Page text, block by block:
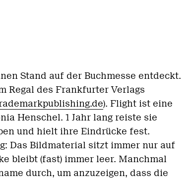
Stand auf der Buchmesse entdeckt.
Regal des Frankfurter Verlags
). Flight ist eine
Henschel. 1 Jahr lang reiste sie
und hielt ihre Eindrücke fest.
Das Bildmaterial sitzt immer nur auf
bleibt (fast) immer leer. Manchmal
durch, um anzuzeigen, dass die